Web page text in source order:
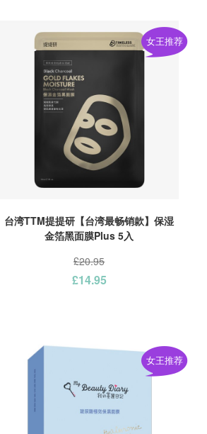
台湾TTM提提研【台湾最畅销款】保湿
金箔黑面膜Plus 5入
女王推荐
£20.95
£14.95
女王推荐